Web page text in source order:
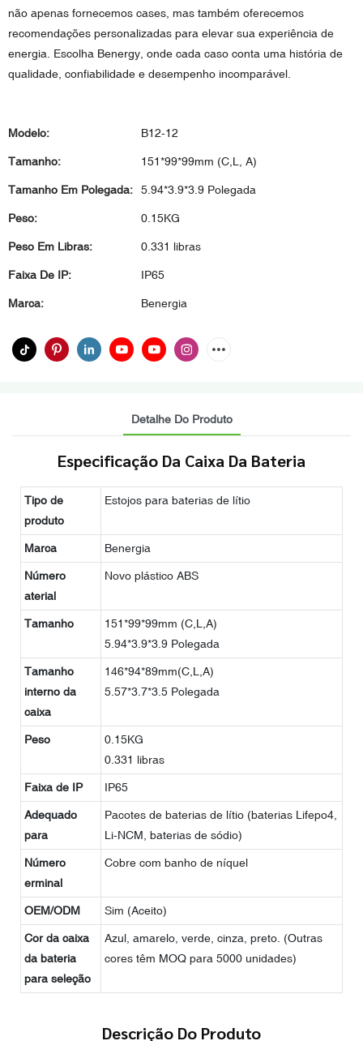
não apenas fornecemos cases, mas também oferecemos
recomendações personalizadas para elevar sua experiência de
energia. Escolha Benergy, onde cada caso conta uma história de
qualidade, confiabilidade e desempenho incomparável.
Modelo: B12-12
Tamanho: 151*99*99mm (C,L, A)
Tamanho Em Polegada: 5.94*3.9*3.9 Polegada
Peso: 0.15KG
Peso Em Libras: 0.331 libras
Faixa De IP: IP65
Marca: Benergia
Detalhe Do Produto
Especificação Da Caixa Da Bateria
Tipo de
produto
Estojos para baterias de lítio
Marca Benergia
Número
aterial
Novo plástico ABS
Tamanho
151*99*99mm (C,L,A)
5.94*3.9*3.9 Polegada
Tamanho
interno da
caixa
146*94*89mm(C,L,A)
5.57*3.7*3.5 Polegada
Peso
0.15KG
0.331 libras
Faixa de IP IP65
Adequado
para
Pacotes de baterias de lítio (baterias Lifepo4,
Li-NCM, baterias de sódio)
Número
erminal
Cobre com banho de níquel
OEM/ODM Sim (Aceito)
Cor da caixa
da bateria
para seleção
Azul, amarelo, verde, cinza, preto. (Outras
cores têm MOQ para 5000 unidades)
Descrição Do Produto